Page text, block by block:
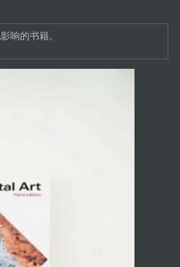
响的书籍。